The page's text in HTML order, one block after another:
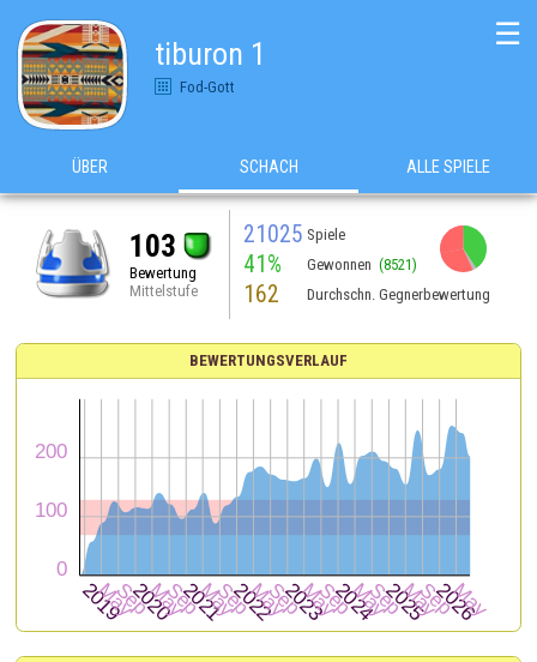
tiburon 1
Fod-Gott
☰
ÜBER SCHACH ALLE SPIELE
103
Bewertung
Mittelstufe
21025 Spiele
41% Gewonnen (8521)
162 Durchschn. Gegnerbewertung
BEWERTUNGSVERLAUF